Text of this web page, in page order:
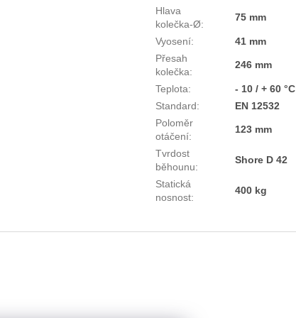
Hlava
kolečka-Ø:
75 mm
Vyosení:
41 mm
Přesah
kolečka:
246 mm
Teplota:
- 10 / + 60 °C
Standard:
EN 12532
Poloměr
otáčení:
123 mm
Tvrdost
běhounu:
Shore D 42
Statická
nosnost:
400 kg